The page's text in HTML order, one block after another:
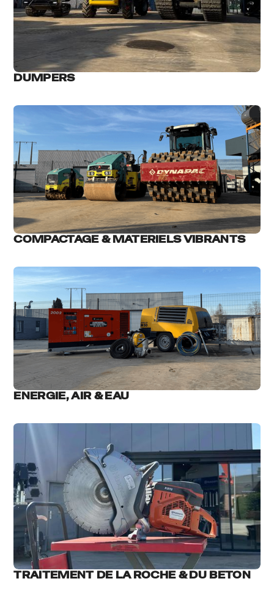
DUMPERS
COMPACTAGE & MATERIELS VIBRANTS
ENERGIE, AIR & EAU
TRAITEMENT DE LA ROCHE & DU BETON